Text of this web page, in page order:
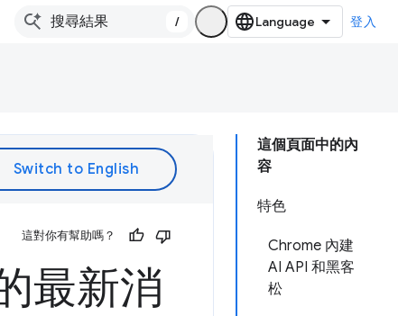
/ 登入
這個頁面中的內
容
特色
Chrome 內建
AI API 和黑客
松
這對你有幫助嗎？
最新消